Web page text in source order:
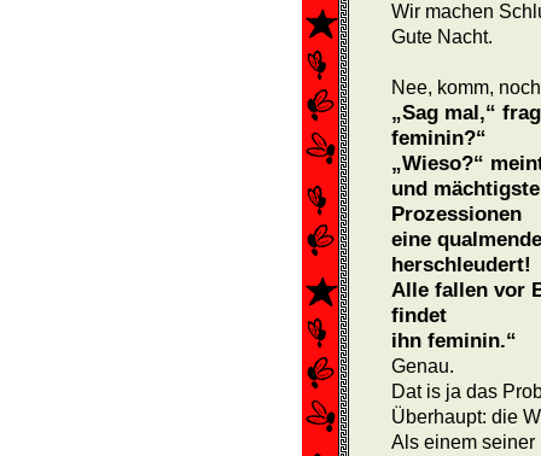
Wir machen
Gute Nacht.
Nee, komm,
„Sag mal,“
feminin?“
„Wieso?“
und
Prozessionen
eine
herschleudert!
Alle fallen vor
findet
ihn feminin.“
Genau.
Dat is ja das
Überhaupt: die
Als einem seiner